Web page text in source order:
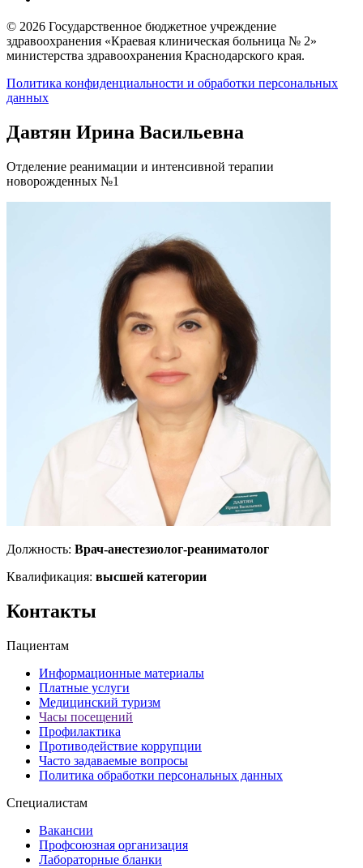
© 2026 Государственное бюджетное учреждение
здравоохранения «Краевая клиническая больница № 2»
министерства здравоохранения Краснодарского края.
Политика конфиденциальности и обработки персональных
данных
Давтян Ирина Васильевна
Отделение реанимации и интенсивной терапии
новорожденных №1
Должность: Врач-анестезиолог-реаниматолог
Квалификация: высшей категории
Контакты
Пациентам
Информационные материалы
Платные услуги
Медицинский туризм
Часы посещений
Профилактика
Противодействие коррупции
Часто задаваемые вопросы
Политика обработки персональных данных
Специалистам
Вакансии
Профсоюзная организация
Лабораторные бланки